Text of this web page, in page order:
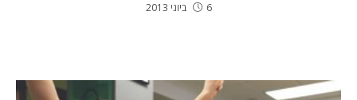
6 ביוני 2013